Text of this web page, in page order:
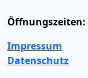
Öffnungszeiten:
Impressum
Datenschutz